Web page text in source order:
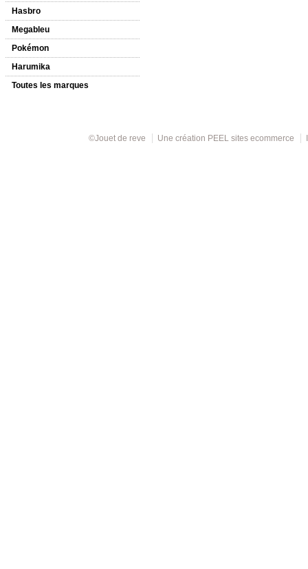
Hasbro
Megableu
Pokémon
Harumika
Toutes les marques
©Jouet de reve Une création PEEL sites ecommerce